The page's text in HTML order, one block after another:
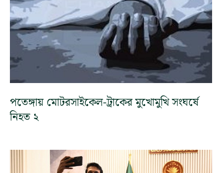
পতেঙ্গায় মোটরসাইকেল-ট্রাকের মুখোমুখি সংঘর্ষে
নিহত ২